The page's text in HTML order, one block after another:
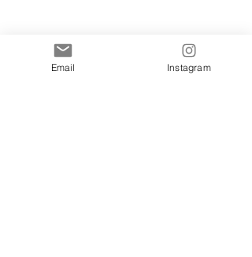
Email Instagram